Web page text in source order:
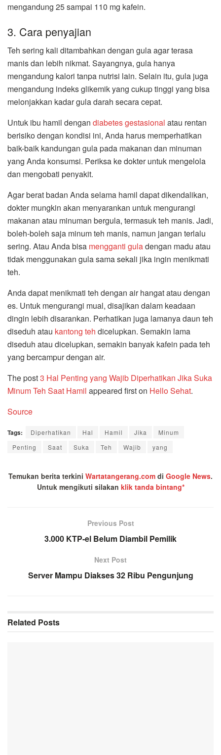
mengandung 25 sampai 110 mg kafein.
3. Cara penyajian
Teh sering kali ditambahkan dengan gula agar terasa
manis dan lebih nikmat. Sayangnya, gula hanya
mengandung kalori tanpa nutrisi lain. Selain itu, gula juga
mengandung indeks glikemik yang cukup tinggi yang bisa
melonjakkan kadar gula darah secara cepat.
Untuk ibu hamil dengan diabetes gestasional atau rentan
berisiko dengan kondisi ini, Anda harus memperhatikan
baik-baik kandungan gula pada makanan dan minuman
yang Anda konsumsi. Periksa ke dokter untuk mengelola
dan mengobati penyakit.
Agar berat badan Anda selama hamil dapat dikendalikan,
dokter mungkin akan menyarankan untuk mengurangi
makanan atau minuman bergula, termasuk teh manis. Jadi,
boleh-boleh saja minum teh manis, namun jangan terlalu
sering. Atau Anda bisa mengganti guladengan madu atau
tidak menggunakan gula sama sekali jika ingin menikmati
teh.
Anda dapat menikmati teh dengan air hangat atau dengan
es. Untuk mengurangi mual, disajikan dalam keadaan
dingin lebih disarankan. Perhatikan juga lamanya daun teh
diseduh atau kantong teh dicelupkan. Semakin lama
diseduh atau dicelupkan, semakin banyak kafein pada teh
yang bercampur dengan air.
The post3 Hal Penting yang Wajib Diperhatikan Jika Suka
Minum Teh Saat Hamil appeared first on Hello Sehat.
Source
Tags: Diperhatikan Hal Hamil Jika
Minum
Penting
Saat Suka Teh Wajib yang
Temukan berita terkini Wartatangerang.com di Google News.
Untuk mengikuti silakan klik tanda bintang*
Previous Post
3.000 KTP-el Belum Diambil Pemilik
Next Post
Server Mampu Diakses 32 Ribu Pengunjung
Related Posts